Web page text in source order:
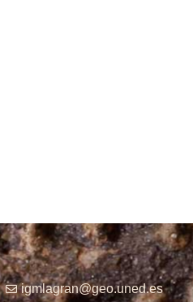
igmlagran@geo.uned.es